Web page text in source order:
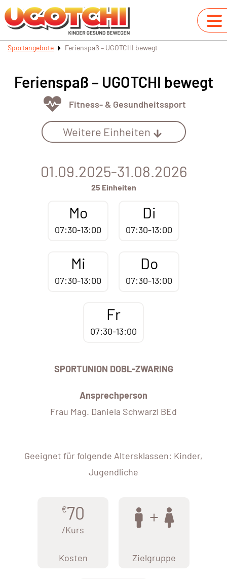
Sportangebote Ferienspaß – UGOTCHI bewegt
Ferienspaß – UGOTCHI bewegt
Fitness- & Gesundheitssport
Weitere Einheiten
01.09.2025-31.08.2026
25 Einheiten
Mo
07:30-13:00
Di
07:30-13:00
Mi
07:30-13:00
Do
07:30-13:00
Fr
07:30-13:00
SPORTUNION DOBL-ZWARING
Ansprechperson
Frau Mag. Daniela Schwarzl BEd
Geeignet für folgende Altersklassen: Kinder,
Jugendliche
€70
/Kurs
Kosten Zielgruppe